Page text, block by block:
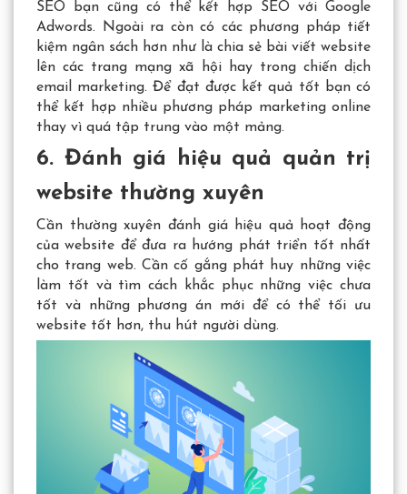
SEO bạn cũng có thể kết hợp SEO với Google
Adwords.
Ngoài ra còn có các phương pháp tiết
kiệm ngân sách hơn như là chia sẻ bài viết website
lên các trang mạng xã hội hay trong chiến dịch
email marketing. Để đạt được kết quả tốt bạn có
thể kết hợp nhiều phương pháp marketing online
thay vì quá tập trung vào một mảng.
6. Đánh giá hiệu quả quản trị
website thường xuyên
Cần thường xuyên đánh giá hiệu quả hoạt động
của website để đưa ra hướng phát triển tốt nhất
cho trang web. Cần cố gắng phát huy những việc
làm tốt và tìm cách khắc phục những việc chưa
tốt và những phương án mới để có thể tối ưu
website tốt hơn, thu hút người dùng.